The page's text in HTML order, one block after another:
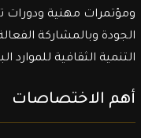
ومؤتمرات مهنية ودورات
الجودة وبالمشاركة
التنمية الثقافية للموارد
أهم الاختصاصات